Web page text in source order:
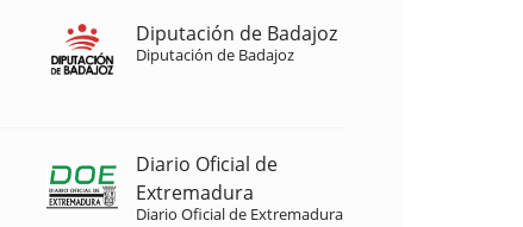
Diputación de Badajoz
Diputación de Badajoz
Diario Oficial de
Extremadura
Diario Oficial de Extremadura